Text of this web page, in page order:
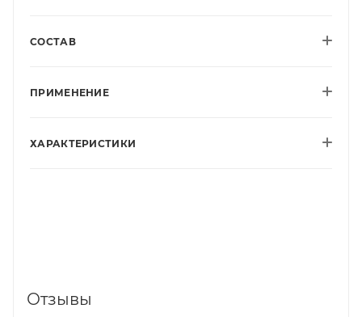
СОСТАВ
ПРИМЕНЕНИЕ
ХАРАКТЕРИСТИКИ
Отзывы